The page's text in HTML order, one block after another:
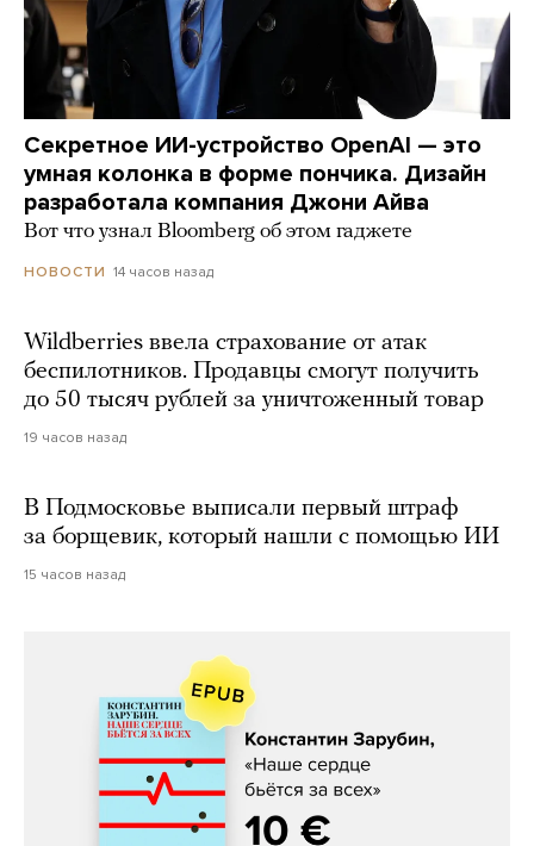
Секретное ИИ-устройство OpenAI — это
умная колонка в форме пончика. Дизайн
разработала компания Джони Айва
Вот что узнал Bloomberg об этом гаджете
НОВОСТИ 14 часов назад
Wildberries ввела страхование от атак
беспилотников. Продавцы смогут получить
до 50 тысяч рублей за уничтоженный товар
19 часов назад
В Подмосковье выписали первый штраф
за борщевик, который нашли с помощью ИИ
15 часов назад